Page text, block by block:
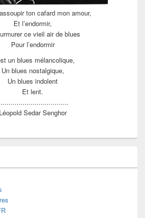
ton cafard mon amour,
Et l’endormir,
ce vieil air de blues
Pour l’endormir
un blues mélancolique,
Un blues nostalgique,
Un blues indolent
Et lent.
Léopold Sedar Senghor